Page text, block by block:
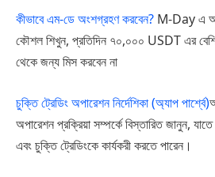
কীভাবে এম-ডে অংশগ্রহণ করবেন? M-Day এ
কৌশল শিখুন, প্রতিদিন ৭০,০০০ USDT এর
থেকে জন্য মিস করবেন না
চুক্তি ট্রেডিং অপারেশন নির্দেশিকা (অ্যাপ পার্শ্বে)
অপারেশন প্রক্রিয়া সম্পর্কে বিস্তারিত জানুন,
এবং চুক্তি ট্রেডিংকে কার্যকরী করতে পারেন।